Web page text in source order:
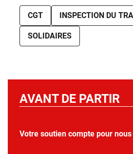
CGT INSPECTION DU
SOLIDAIRES
AVANT DE PARTIR
Votre soutien compte pour nous